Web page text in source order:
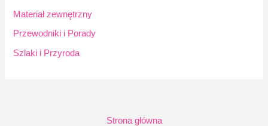
Materiał zewnętrzny
Przewodniki i Porady
Szlaki i Przyroda
Strona główna